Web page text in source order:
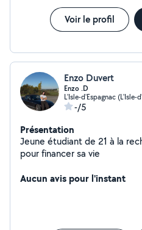
Voir le profil
Enzo Duvert
Enzo .D
L'Isle-d'Espagnac (L'Isle-
-/5
Présentation
Jeune étudiant de 21 à la
pour financer sa vie
Aucun avis pour l'instant